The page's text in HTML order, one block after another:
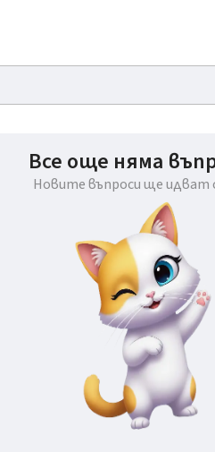
Все още няма
Новите въпроси ще идват